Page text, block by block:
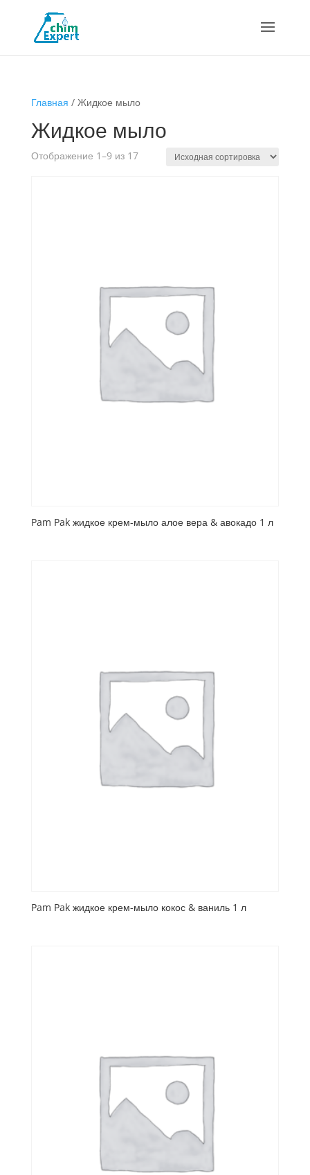
Главная / Жидкое мыло
Жидкое мыло
Отображение 1–9 из 17
Pam Pak жидкое крем-мыло алое вера & авокадо 1 л
Pam Pak жидкое крем-мыло кокос & ваниль 1 л